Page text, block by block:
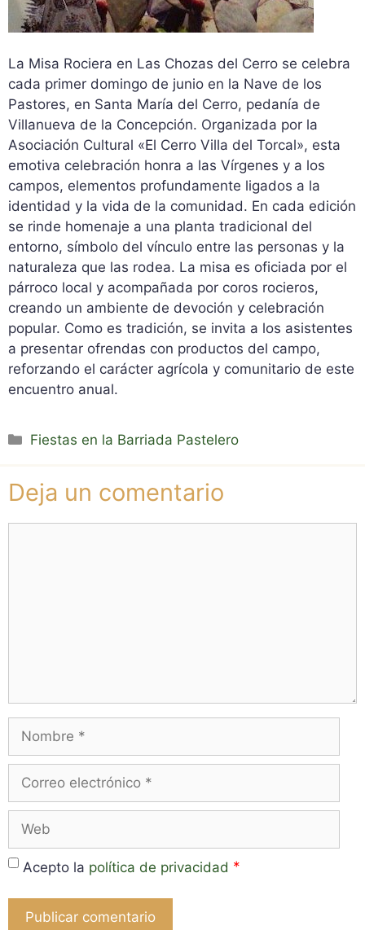
La Misa Rociera en Las Chozas del Cerro se celebra
cada primer domingo de junio en la Nave de los
Pastores, en Santa María del Cerro, pedanía de
Villanueva de la Concepción. Organizada por la
Asociación Cultural «El Cerro Villa del Torcal», esta
emotiva celebración honra a las Vírgenes y a los
campos, elementos profundamente ligados a la
identidad y la vida de la comunidad. En cada edición
se rinde homenaje a una planta tradicional del
entorno, símbolo del vínculo entre las personas y la
naturaleza que las rodea. La misa es oficiada por el
párroco local y acompañada por coros rocieros,
creando un ambiente de devoción y celebración
popular. Como es tradición, se invita a los asistentes
a presentar ofrendas con productos del campo,
reforzando el carácter agrícola y comunitario de este
encuentro anual.
Categorías
Fiestas en la Barriada Pastelero
Deja un comentario
electrónico
Acepto la política de privacidad *